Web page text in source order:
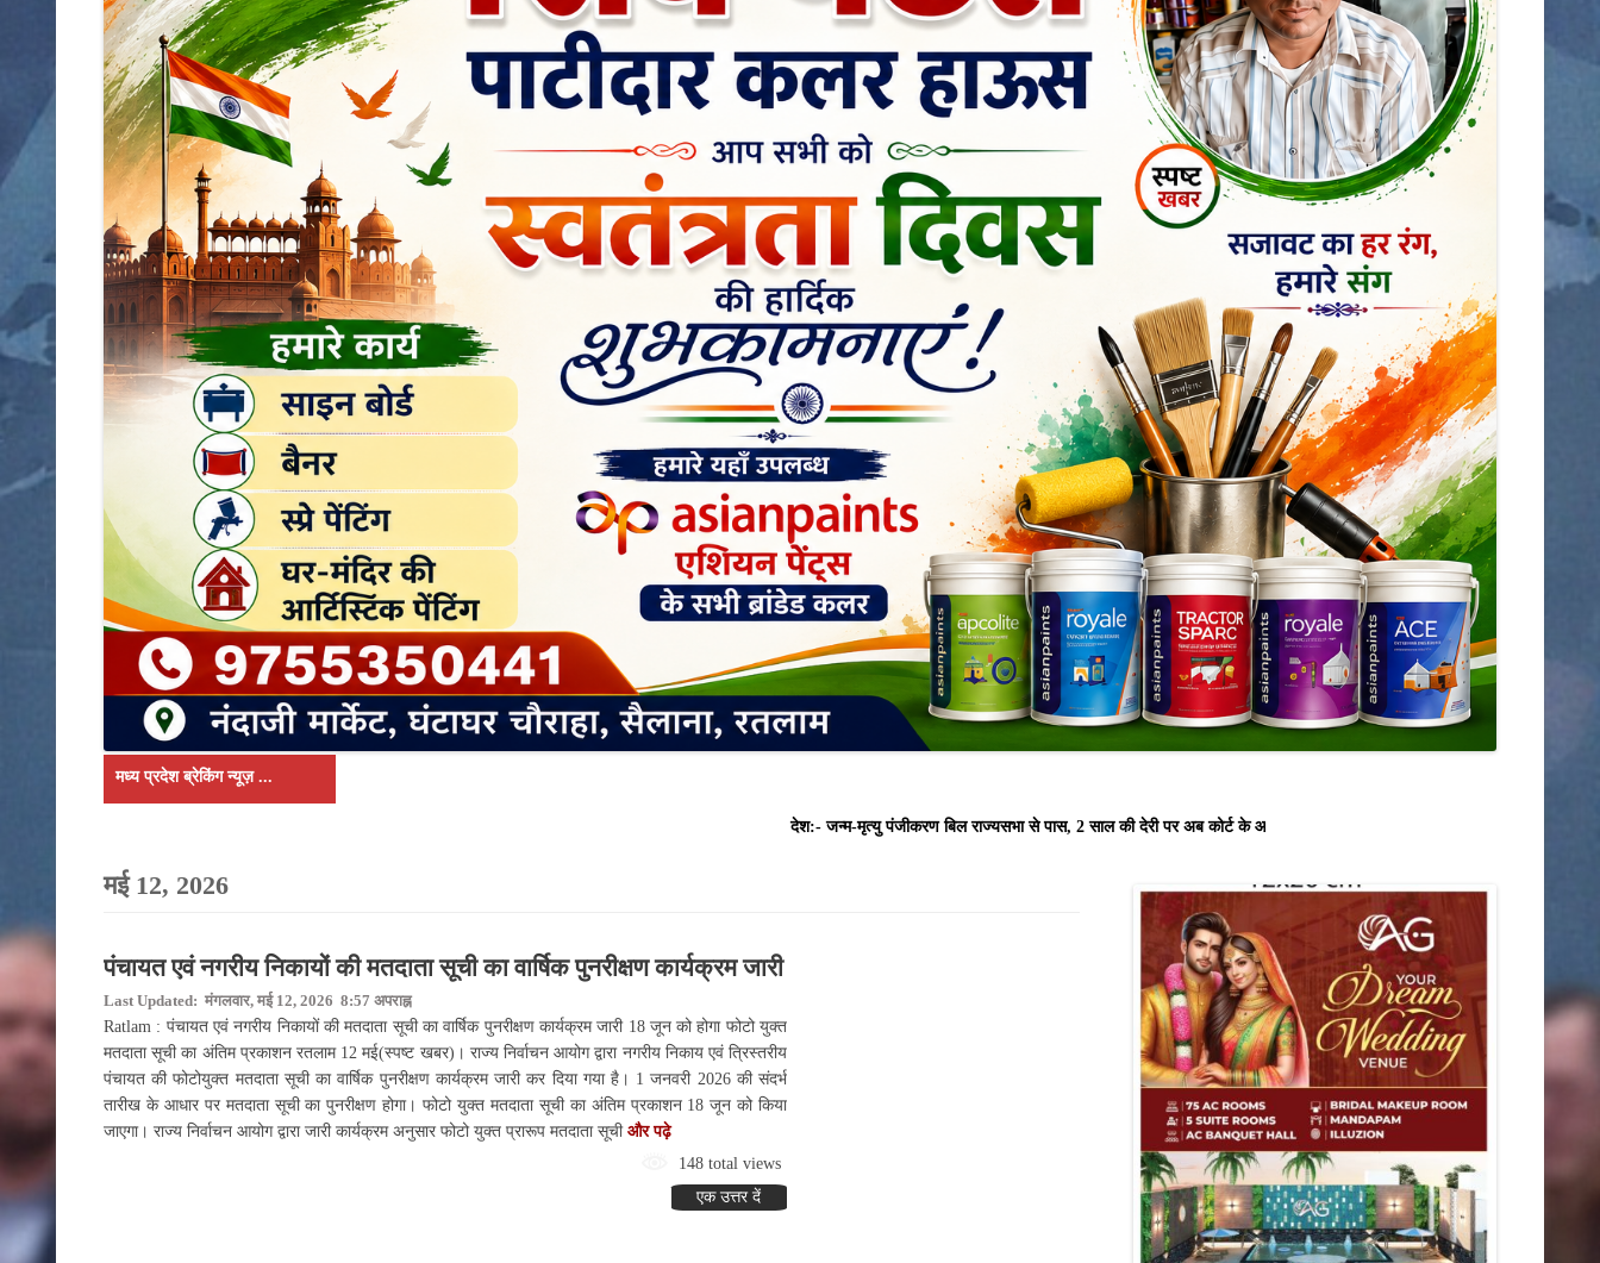
डिंडोरी
कटनी
आगर
ग्वालियर
छतरपुर
जबलपुर
झाबुआ
छिंदवाड़ा
धार
पन्ना
टीकमगढ़
नीमच
दतिया
नरसिंहपुर
मंदसौर
भोपाल
बुरहानपुर
उज्जैन
भोपाल
भोपाल
खेती किसानी
बैतूल
मध्य प्रदेश ब्रेकिंग न्यूज़ ...
देश:- जन्म-मृत्यु पंजीकरण बिल राज्यसभा से पास, 2 साल की देरी पर अब कोर्ट के आदेश से ही होगा रजिस्ट्रेशन chief editor Uttam Sharma.
पंचायत एवं नगरीय निकायों की मतदाता सूची का वार्षिक पुनरीक्षण कार्यक्रम जारी
Last Updated: मंगलवार, मई 12, 2026 8:57 अपराह्न
Ratlam : पंचायत एवं नगरीय निकायों की मतदाता सूची का वार्षिक पुनरीक्षण कार्यक्रम जारी 18 जून को होगा फोटो युक्त
मतदाता सूची का अंतिम प्रकाशन रतलाम 12 मई(स्पष्ट खबर)। राज्य निर्वाचन आयोग द्वारा नगरीय निकाय एवं त्रिस्तरीय
पंचायत की फोटोयुक्त मतदाता सूची का वार्षिक पुनरीक्षण कार्यक्रम जारी कर दिया गया है। 1 जनवरी 2026 की संदर्भ
तारीख के आधार पर मतदाता सूची का पुनरीक्षण होगा। फोटो युक्त मतदाता सूची का अंतिम प्रकाशन 18 जून को किया
जाएगा। राज्य निर्वाचन आयोग द्वारा जारी कार्यक्रम अनुसार फोटो युक्त प्रारूप मतदाता सूची और पढ़े
148 total views
एक उत्तर दें